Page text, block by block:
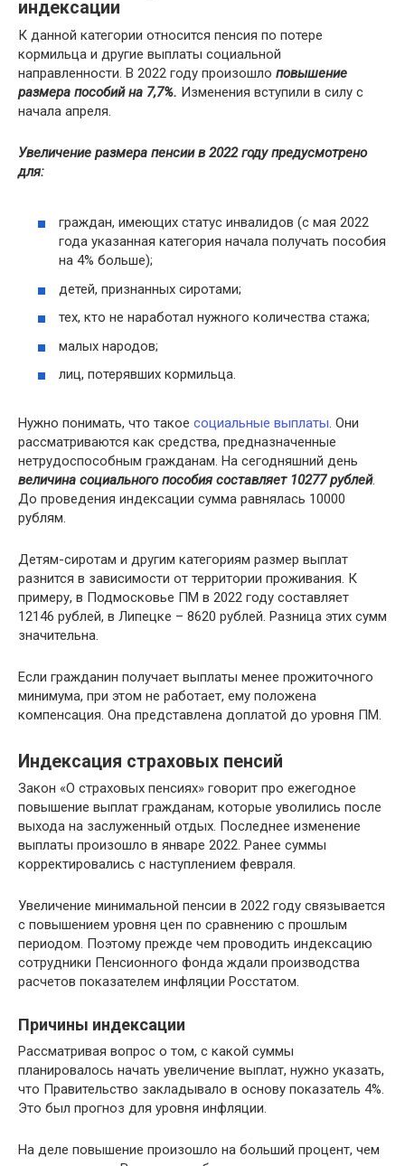
индексации
К данной категории относится пенсия по потере
кормильца и другие выплаты социальной
направленности. В 2022 году произошло повышение
размера пособий на 7,7%. Изменения вступили в силу с
начала апреля.
Увеличение размера пенсии в 2022 году предусмотрено
для:
граждан, имеющих статус инвалидов (с мая 2022
года указанная категория начала получать пособия
на 4% больше);
детей, признанных сиротами;
тех, кто не наработал нужного количества стажа;
малых народов;
лиц, потерявших кормильца.
Нужно понимать, что такое социальные выплаты. Они
рассматриваются как средства, предназначенные
нетрудоспособным гражданам. На сегодняшний день
величина социального пособия составляет 10277 рублей.
До проведения индексации сумма равнялась 10000
рублям.
Детям-сиротам и другим категориям размер выплат
разнится в зависимости от территории проживания. К
примеру, в Подмосковье ПМ в 2022 году составляет
12146 рублей, в Липецке – 8620 рублей. Разница этих сумм
значительна.
Если гражданин получает выплаты менее прожиточного
минимума, при этом не работает, ему положена
компенсация. Она представлена доплатой до уровня ПМ.
Индексация страховых пенсий
Закон «О страховых пенсиях» говорит про ежегодное
повышение выплат гражданам, которые уволились после
выхода на заслуженный отдых. Последнее изменение
выплаты произошло в январе 2022. Ранее суммы
корректировались с наступлением февраля.
Увеличение минимальной пенсии в 2022 году связывается
с повышением уровня цен по сравнению с прошлым
периодом. Поэтому прежде чем проводить индексацию
сотрудники Пенсионного фонда ждали производства
расчетов показателем инфляции Росстатом.
Причины индексации
Рассматривая вопрос о том, с какой суммы
планировалось начать увеличение выплат, нужно указать,
что Правительство закладывало в основу показатель 4%.
Это был прогноз для уровня инфляции.
На деле повышение произошло на больший процент, чем